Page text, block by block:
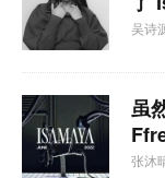
吴诗
虽
张沐